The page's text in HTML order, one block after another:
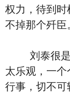
权力，待到
不掉那个歼臣
刘泰很是
太乐观，一
行事，切不可